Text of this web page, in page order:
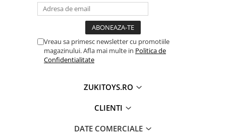
Vreau sa primesc newsletter cu promotiile
magazinului. Afla mai multe in Politica de
Confidentialitate
ZUKITOYS.RO
CLIENTI
DATE COMERCIALE